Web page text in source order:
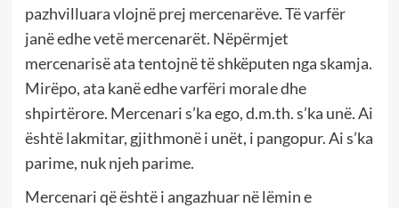
pazhvilluara vlojnë prej mercenarëve. Të varfër
janë edhe vetë mercenarët. Nëpërmjet
mercenarisë ata tentojnë të shkëputen nga skamja.
Mirëpo, ata kanë edhe varfëri morale dhe
shpirtërore. Mercenari s’ka ego, d.m.th. s’ka unë. Ai
është lakmitar, gjithmonë i unët, i pangopur. Ai s’ka
parime, nuk njeh parime.
Mercenari që është i angazhuar në lëmin e